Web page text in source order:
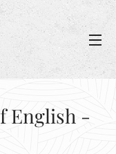
English -